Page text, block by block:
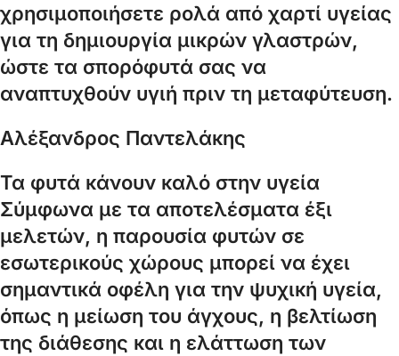
χρησιμοποιήσετε ρολά από χαρτί υγείας
για τη δημιουργία μικρών γλαστρών,
ώστε τα σπορόφυτά σας να
αναπτυχθούν υγιή πριν τη μεταφύτευση.
Αλέξανδρος Παντελάκης
Τα φυτά κάνουν καλό στην υγεία
Σύμφωνα με τα αποτελέσματα έξι
μελετών, η παρουσία φυτών σε
εσωτερικούς χώρους μπορεί να έχει
σημαντικά οφέλη για την ψυχική υγεία,
όπως η μείωση του άγχους, η βελτίωση
της διάθεσης και η ελάττωση των